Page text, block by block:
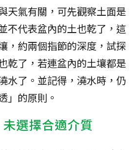
天氣有關，可先觀察土面是
不代表盆內的土也乾了，這
，約兩個指節的深度，試探
乾了，若連盆內的土壤都是
水了。並記得，澆水時，仍
」的原則。
選擇合適介質